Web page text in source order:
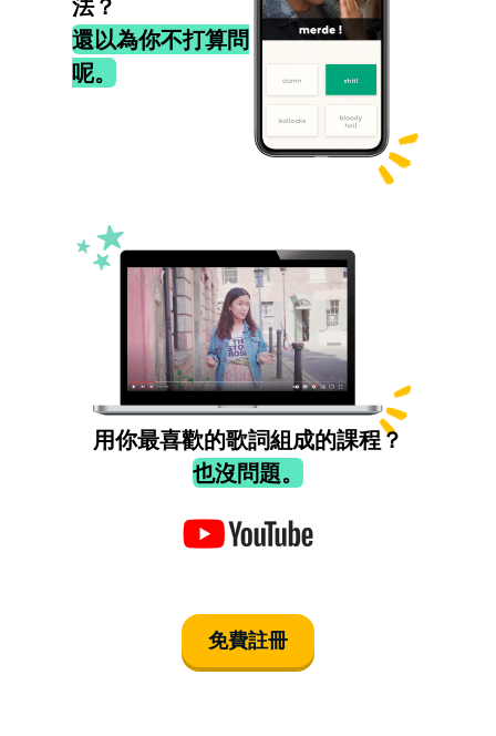
法？
還以為你不打算問
呢。
用你最喜歡的歌詞組成的課程？
也沒問題。
免費註冊